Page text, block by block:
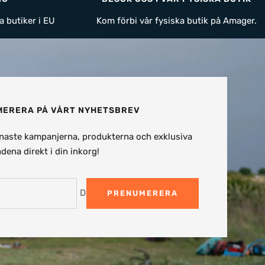
butiker i EU Kom förbi vår fysiska butik på Amager.
PÅ VÅRT NYHETSBREV
kampanjerna, produkterna och exklusiva
direkt i din inkorg!
Din e-postPRENUMERERA